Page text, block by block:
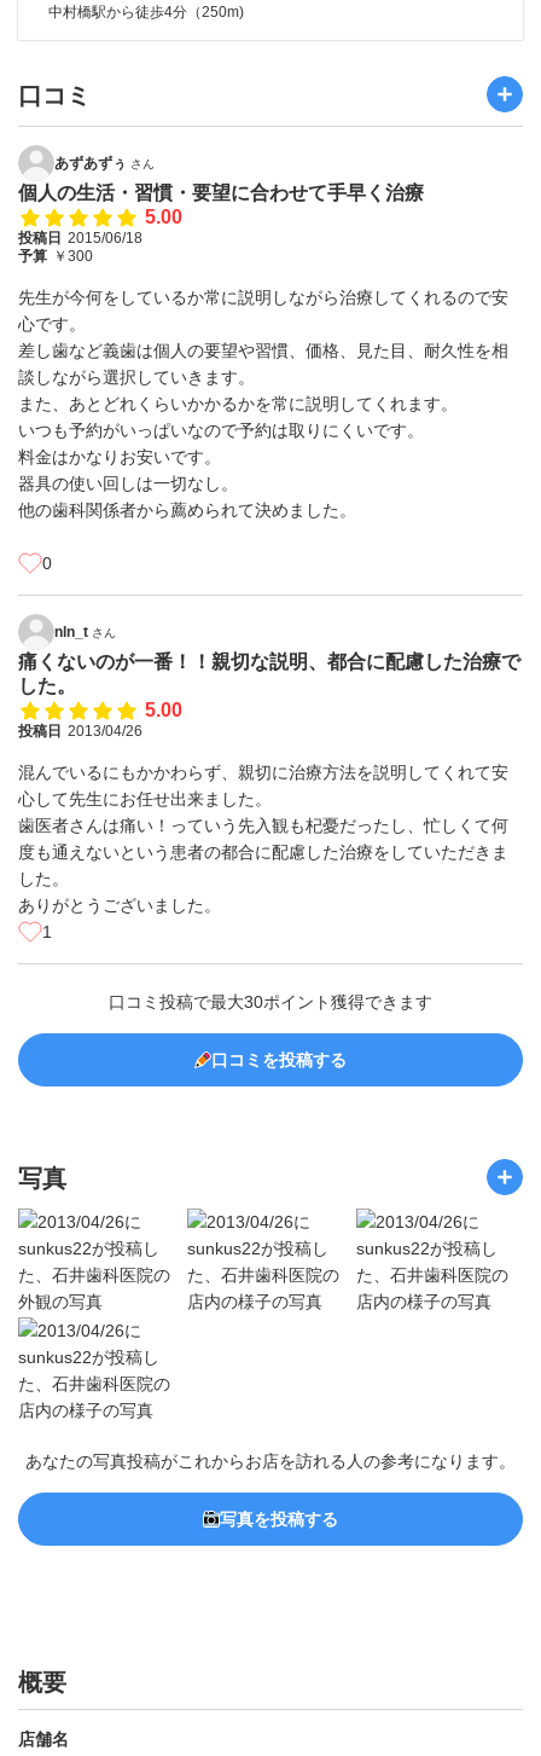
中村橋駅から徒歩4分（250m)
口コミ
あずあずぅ さん
個人の生活・習慣・要望に合わせて手早く治療
5.00
投稿日 2015/06/18
予算 ￥300
先生が今何をしているか常に説明しながら治療してくれるので安
心です。
差し歯など義歯は個人の要望や習慣、価格、見た目、耐久性を相
談しながら選択していきます。
また、あとどれくらいかかるかを常に説明してくれます。
いつも予約がいっぱいなので予約は取りにくいです。
料金はかなりお安いです。
器具の使い回しは一切なし。
他の歯科関係者から薦められて決めました。
0
nln_t さん
痛くないのが一番！！親切な説明、都合に配慮した治療で
した。
5.00
投稿日 2013/04/26
混んでいるにもかかわらず、親切に治療方法を説明してくれて安
心して先生にお任せ出来ました。
歯医者さんは痛い！っていう先入観も杞憂だったし、忙しくて何
度も通えないという患者の都合に配慮した治療をしていただきま
した。
ありがとうございました。
1
口コミ投稿で最大30ポイント獲得できます
口コミを投稿する
写真
あなたの写真投稿がこれからお店を訪れる人の参考になります。
写真を投稿する
概要
店舗名